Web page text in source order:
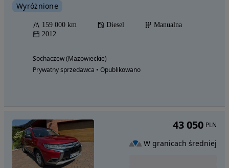
Wyróżnione
159 000 km Diesel
Manualna
2012
Sochaczew (Mazowieckie)
Prywatny sprzedawca • Opublikowano
43 050 PLN
W granicach średniej